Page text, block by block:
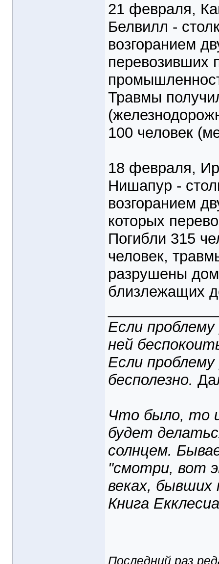
21 февраля,
Белвилл -
возгоранием
перевозивших
Травмы
100 человек
18 февраля,
Нишапур -
возгоранием
которых
Погибли 315
человек,
разрушены
близлежащих
Если
ней
Если
бесполезно.
Что было, то
будет
солнцем.
"смотри, вот
веках, бывших
Книга
Последний раз